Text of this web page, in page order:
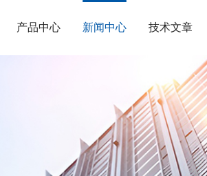
产品中心 新闻中心 技术文章